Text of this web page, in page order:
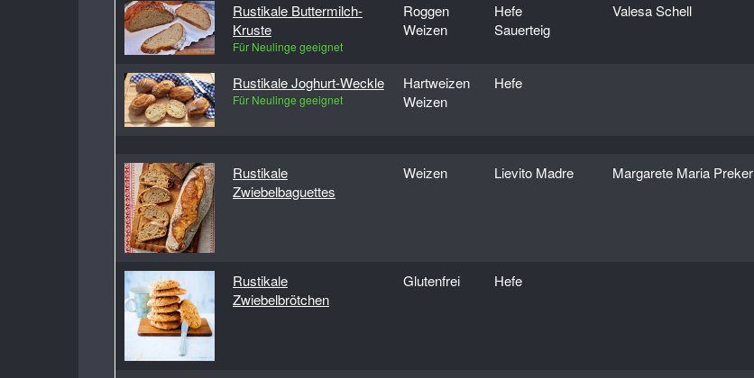
Rustikale Buttermilch-
Kruste
Für Neulinge geeignet
Roggen
Weizen
Hefe
Sauerteig
Valesa Schell
Rustikale Joghurt-Weckle
Für Neulinge geeignet
Hartweizen
Weizen
Hefe
Rustikale
Zwiebelbaguettes
Weizen Lievito Madre Margarete Maria Preker
Rustikale
Zwiebelbrötchen
Glutenfrei Hefe